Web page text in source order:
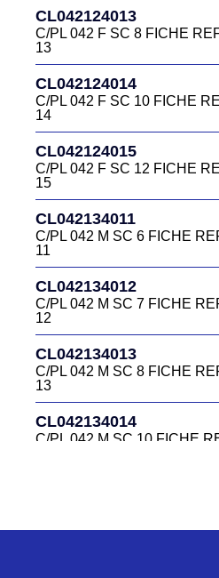
CL042124013
C/PL 042 F SC 8 FICHE
13
CL042124014
C/PL 042 F SC 10 FICHE
14
CL042124015
C/PL 042 F SC 12 FICHE
15
CL042134011
C/PL 042 M SC 6 FICHE
11
CL042134012
C/PL 042 M SC 7 FICHE
12
CL042134013
C/PL 042 M SC 8 FICHE
13
CL042134014
C/PL 042 M SC 10 FICHE